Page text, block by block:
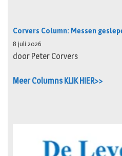
Corvers Column: Messen
8 juli 2026
door Peter Corvers
Meer Columns KLIK HIER>>